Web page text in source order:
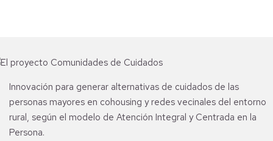
Innovación para generar alternativas de cuidados de las
personas mayores en cohousing y redes vecinales del entorno
rural, según el modelo de Atención Integral y Centrada en la
Persona.